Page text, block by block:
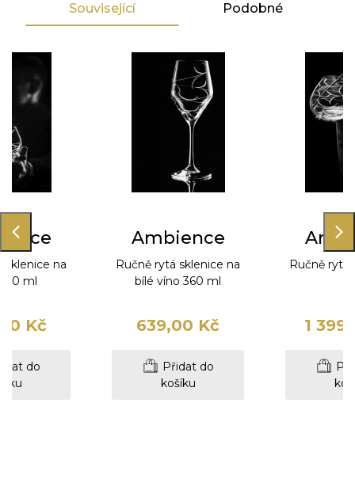
Související Podobné
sklenice na
ml
Kč
do
Ambience
Ručně rytá sklenice na
bílé víno 360 ml
639,00 Kč
Přidat do
košíku
Ručně rytá
1